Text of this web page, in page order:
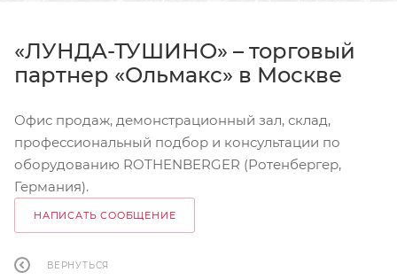
«ЛУНДА-ТУШИНО» – торговый
партнер «Ольмакс» в Москве
Офис продаж, демонстрационный зал, склад,
профессиональный подбор и консультации по
оборудованию ROTHENBERGER (Ротенбергер,
Германия).
НАПИСАТЬ СООБЩЕНИЕ
ВЕРНУТЬСЯ